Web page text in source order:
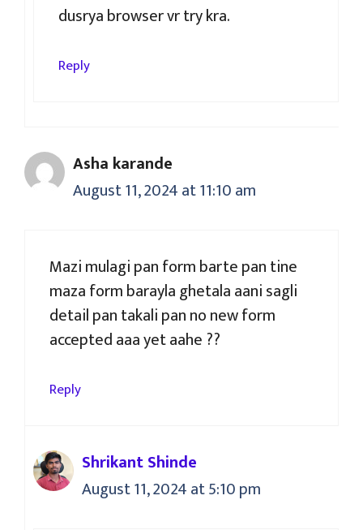
dusrya browser vr try kra.
Reply
Asha karande
August 11, 2024 at 11:10 am
Mazi mulagi pan form barte pan tine
maza form barayla ghetala aani sagli
detail pan takali pan no new form
accepted aaa yet aahe ??
Reply
Shrikant Shinde
August 11, 2024 at 5:10 pm